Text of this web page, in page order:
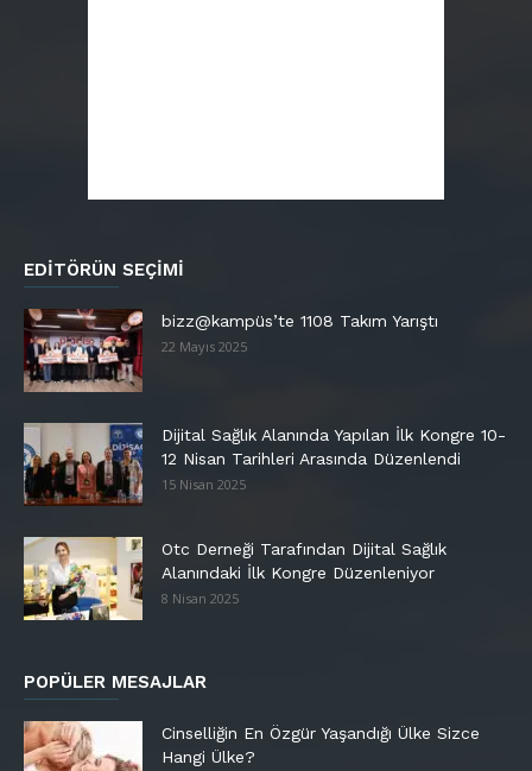
EDITÖRÜN SEÇIMI
bizz@kampüs’te 1108 Takım Yarıştı
22 Mayıs 2025
Dijital Sağlık Alanında Yapılan İlk Kongre 10-
12 Nisan Tarihleri Arasında Düzenlendi
15 Nisan 2025
Otc Derneği Tarafından Dijital Sağlık
Alanındaki İlk Kongre Düzenleniyor
8 Nisan 2025
POPÜLER MESAJLAR
Cinselliğin En Özgür Yaşandığı Ülke Sizce
Hangi Ülke?